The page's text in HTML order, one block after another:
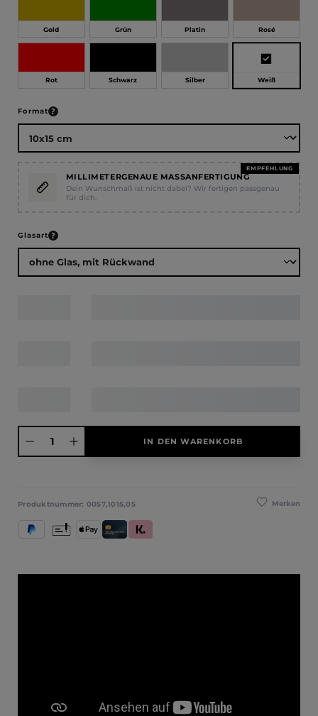
Gold Grün Platin Rosé
Rot Schwarz Silber Weiß
Formatauswählen
EMPFEHLUNG
MILLIMETERGENAUE MASSANFERTIGUNG
Dein Wunschmaß ist nicht dabei? Wir fertigen passgenau
für dich.
Glasartauswählen
Produkt Anzahl: Gib den gewünschten Wert ein oder benutze die
IN DEN WARENKORB
Merken
Produktnummer: 0057,1015,05
PayPal Apple PayKredit- und Debitkarte
Klarna (Rechnung / Ratenkauf / Sofort)
Vorkasse